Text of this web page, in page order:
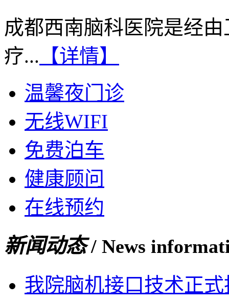
成都西南脑科医院是经
疗... 【详情】
温馨夜门诊
无线WIFI
免费泊车
健康顾问
在线预约
新闻动态/ News
我院脑机接口技术正